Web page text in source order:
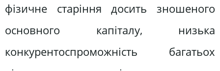
фізичне старіння досить зношеного
основного капіталу, низька
конкурентоспроможність багатьох